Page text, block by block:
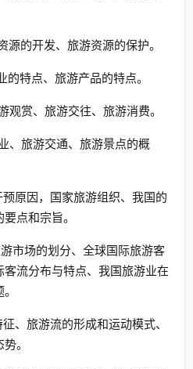
源的开发、旅游资源的保护。
特点、旅游产品的特点。
观赏、旅游交往、旅游消费。
、旅游交通、旅游景点的概
原因，国家旅游组织、我国的
点和宗旨。
市场的划分、全球国际旅游客
流分布与特点、我国旅游业在
、旅游流的形成和运动模式、
。